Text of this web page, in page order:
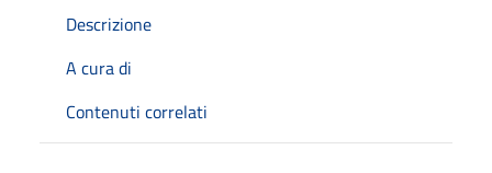
Descrizione
A cura di
Contenuti correlati